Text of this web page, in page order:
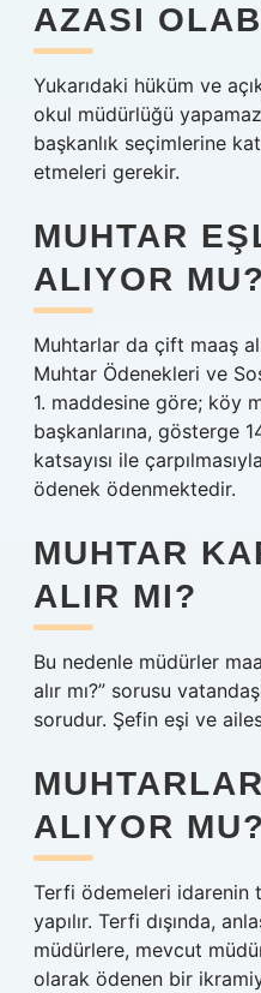
AZASI
Yukarıdaki hüküm ve
okul müdürlüğü
başkanlık seçimlerine
etmeleri gerekir.
MUHTAR
ALIYOR MU?
Muhtarlar da çift maaş
Muhtar Ödenekleri ve
1. maddesine göre; köy
başkanlarına, gösterge
katsayısı ile
ödenek ödenmektedir.
MUHTAR
ALIR MI?
Bu nedenle müdürler
alır mı?” sorusu
sorudur. Şefin eşi ve
ALIYOR MU?
Terfi ödemeleri idarenin
yapılır. Terfi dışında,
müdürlere, mevcut
olarak ödenen bir